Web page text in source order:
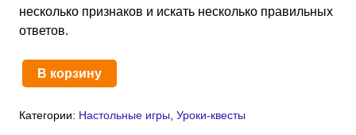
несколько признаков и искать несколько правильных
ответов.
Количество
Зверская
В корзину
Категории: Настольные игры Уроки-квесты